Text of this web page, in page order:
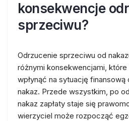
konsekwencje
sprzeciwu?
Odrzucenie sprzeciwu od
różnymi konsekwencjami,
wpłynąć na sytuację
nakaz. Przede wszystkim, po
nakaz zapłaty staje się
wierzyciel może rozpocząć